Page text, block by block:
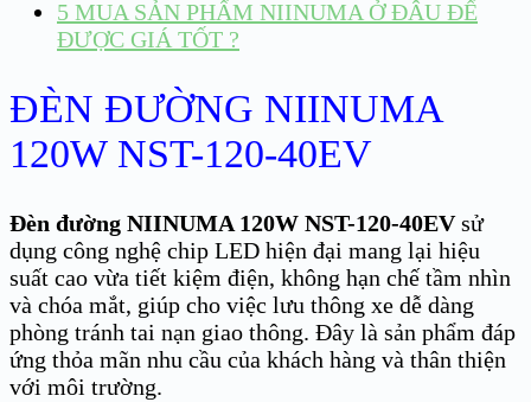
5 MUA SẢN PHẨM NIINUMA Ở ĐÂU ĐỂ
ĐƯỢC GIÁ TỐT ?
ĐÈN ĐƯỜNG NIINUMA
120W NST-120-40EV
Đèn đường NIINUMA 120W NST-120-40EVsử
dụng công nghệ chip LED hiện đại mang lại hiệu
suất cao vừa tiết kiệm điện, không hạn chế tầm nhìn
và chóa mắt, giúp cho việc lưu thông xe dễ dàng
phòng tránh tai nạn giao thông. Đây là sản phẩm đáp
ứng thỏa mãn nhu cầu của khách hàng và thân thiện
với môi trường.